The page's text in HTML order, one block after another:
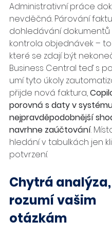
Administrativní práce
nevděčná. Párování
dohledávání
kontrola objednávek – to
které se zdají být
Business Central teď s
umí tyto úkoly
přijde nová faktura,
porovná s daty v
nejpravděpodobnější
navrhne zaúčtování.
hledání v tabulkách jen
potvrzení.
Chytrá
rozumí vašim
otázkám